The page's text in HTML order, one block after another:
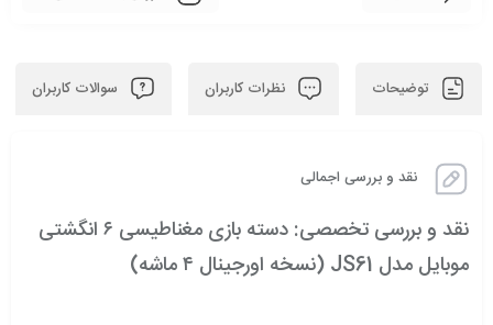
توضیحات نظرات کاربران سوالات کاربران
نقد و بررسی اجمالی
نقد و بررسی تخصصی: دسته بازی مغناطیسی ۶ انگشتی
موبایل مدل JS61 (نسخه اورجینال ۴ ماشه)